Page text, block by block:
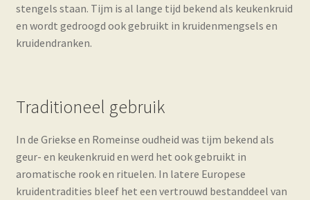
stengels staan. Tijm is al lange tijd bekend als keukenkruid
en wordt gedroogd ook gebruikt in kruidenmengsels en
kruidendranken.
Traditioneel gebruik
In de Griekse en Romeinse oudheid was tijm bekend als
geur- en keukenkruid en werd het ook gebruikt in
aromatische rook en rituelen. In latere Europese
kruidentradities bleef het een vertrouwd bestanddeel van